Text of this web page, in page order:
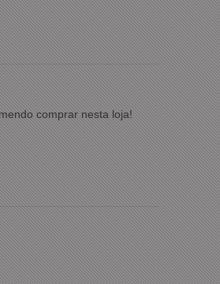
comprar nesta loja!